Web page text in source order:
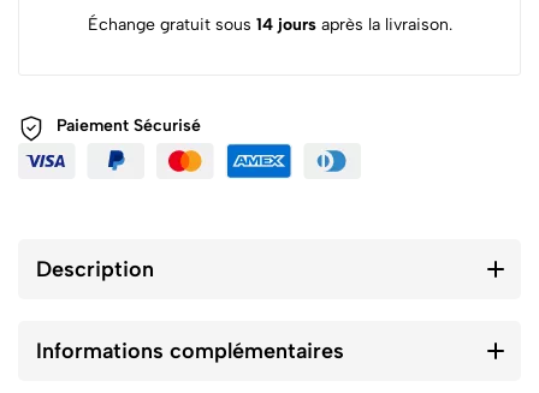
Échange gratuit sous 14 joursaprès la livraison.
Paiement Sécurisé
Description
Informations complémentaires